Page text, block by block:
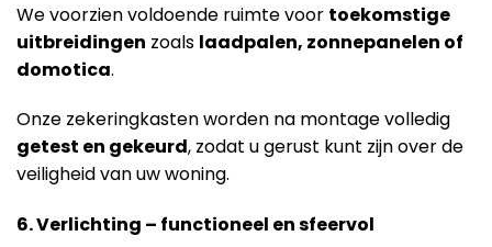
We voorzien voldoende ruimte voor toekomstige
uitbreidingen zoals laadpalen, zonnepanelen of
domotica.
Onze zekeringkasten worden na montage volledig
getest en gekeurd, zodat u gerust kunt zijn over de
veiligheid van uw woning.
6. Verlichting – functioneel en sfeervol